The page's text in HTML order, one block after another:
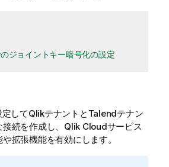
ジョイントキー暗号化の設定
してQlikテナントと Talendテナン
続を作成し、 Qlik Cloudサービス
拡張機能を有効にします。